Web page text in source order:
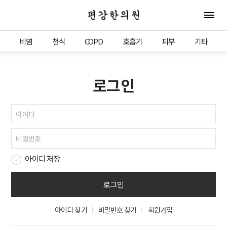
편강한의원 전체
비염 천식 COPD 호흡기 피부 기타
로그인
아이디 저장
아이디 찾기 비밀번호 찾기 회원가입